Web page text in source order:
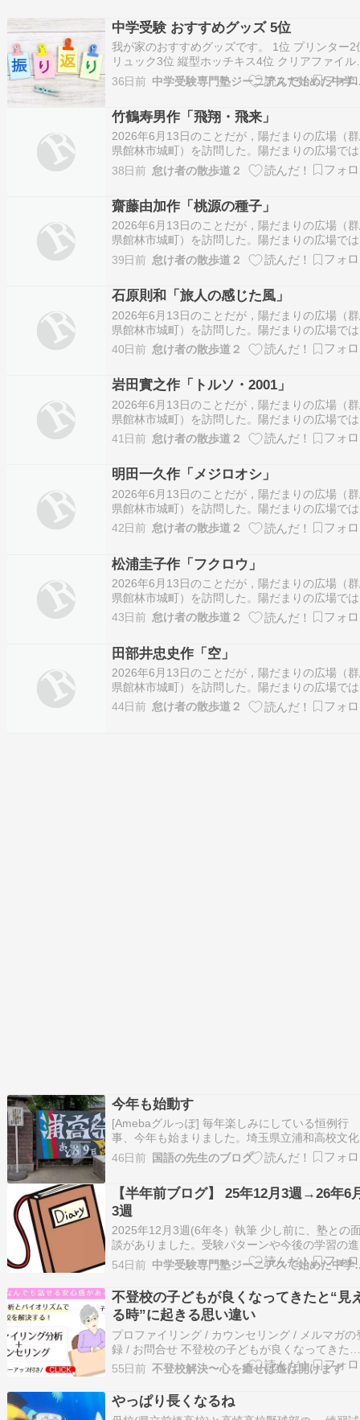
中学受験 おすすめグッズ 5位
我が家のおすすめグッズです。 1位 プリンター2
リュック3位 縦型ホッチキス4位 クリアファイル
位 早稲アカの消しゴム6位 タイマー7位 フリク
ン多色（4色）ボールペン8位 PC9位 一部の市販
早稲アカの消しゴムです…
36日前 中学受験専門塾ジーニ
竹鶴寿男作「飛翔・飛来」
2026年6月13日のことだが，陽だまりの広場（
県館林市城町）を訪問した。陽だまりの広場で
竹鶴寿男作「飛翔・飛来」という作品を鑑賞し
第16回国民文化祭・彫刻展（2001年）の入賞作
だし，現地に設置されているプレートには，…
38日前 怠け者の散歩道２
齋藤由加作「桃源の種子」
2026年6月13日のことだが，陽だまりの広場（
県館林市城町）を訪問した。陽だまりの広場で
齋藤由加作「桃源の種子」という作品を鑑賞し
第16回国民文化祭・彫刻展（2001年）の入賞作
ばやし彫刻マップ https://www…
39日前 怠け者の散歩道２
石原則和「旅人の感じた風」
2026年6月13日のことだが，陽だまりの広場（
県館林市城町）を訪問した。陽だまりの広場で
石原則和「旅人の感じた風」という作品を鑑賞し
た。第16回国民文化祭・彫刻展（2001年）の入
ばやし彫刻マップ https://www…
40日前 怠け者の散歩道２
岩田實之作「トルソ・2001」
2026年6月13日のことだが，陽だまりの広場（
県館林市城町）を訪問した。陽だまりの広場で
岩田實之作「トルソ・2001」という作品を鑑賞
た。第16回国民文化祭・彫刻展（2001年）の入
ばやし彫刻マップ https://w…
41日前 怠け者の散歩道２
明田一久作「メジロオシ」
2026年6月13日のことだが，陽だまりの広場（
県館林市城町）を訪問した。陽だまりの広場で
明田一久作「メジロオシ」という作品を鑑賞し
第16回国民文化祭・彫刻展（2001年）の入賞作
たてばやし彫刻マップ https://w…
42日前 怠け者の散歩道２
松浦圭子作「フクロウ」
2026年6月13日のことだが，陽だまりの広場（
県館林市城町）を訪問した。陽だまりの広場で
松浦圭子作「フクロウ」という作品を鑑賞した
16回国民文化祭・彫刻展（2001年）の入賞作品
彫刻マップ https://www.c…
43日前 怠け者の散歩道２
田部井忠史作「空」
2026年6月13日のことだが，陽だまりの広場（
県館林市城町）を訪問した。陽だまりの広場で
田部井忠史作「空」という作品を鑑賞した。第
回国民文化祭・彫刻展（2001年）の入賞作品。
44日前 怠け者の散歩道２
今年も始動す
[Amebaグルっぽ] 毎年楽しみにしている恒例行
事、今年も始まりました。埼玉県立浦和高校文
の門。『もう始まった』 [Amebaグルっぽ] 7月
9月にかけてのいつものウォーキングコースでの
和高校は全国でも有数の公立…ame…
46日前 国語の先生のブログ
【半年前ブログ】 25年12月3週→26年6
3週
2025年12月3週(6年冬）執筆 少し前に、塾との
談がありました。受験パターンや今後の学習の
方など色々お話しさせていただきました。初め
談は4年生の時でし、志望校について聞かれた記
があります。挙げた志望校ははっきりとは覚え
ないのですが、その後、文化祭巡りをしてい…
54日前 中学受験専門塾ジーニ
不登校の子どもが良くなってきたと“見
る時”に起きる思い違い
プロファイリング / カウンセリング / メルマガの
録 / お問合せ 不登校の子どもが良くなってきた
と“見える時”に起きる思い違い こんにちは、不
専門カウンセラーさくらです。 親御さまも、お
さまも、それぞれ自分の考え、価値観がありま
たとえば、 ・迷うお子さまを見て、…
55日前 不登校解決〜心を癒せば道は開けます
やっぱり長くなるね